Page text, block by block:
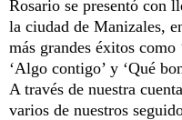
Rosario se presentó con
la ciudad de Manizales,
más grandes éxitos como
‘Algo contigo’ y ‘Qué
A través de nuestra
varios de nuestros